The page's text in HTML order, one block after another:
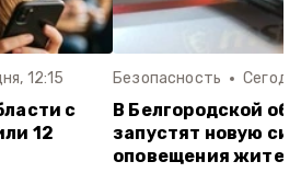
12:15
с
12
Безопасность
В Белгородской
запустят новую
оповещения